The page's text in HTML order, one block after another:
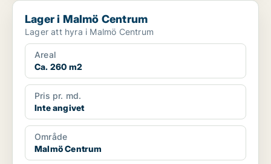
Lager i Malmö Centrum
Lager i Malmö Centrum
Lager att hyra i Malmö Centrum
Areal
Ca. 260 m2
Pris pr. md.
Inte angivet
Område
Malmö Centrum